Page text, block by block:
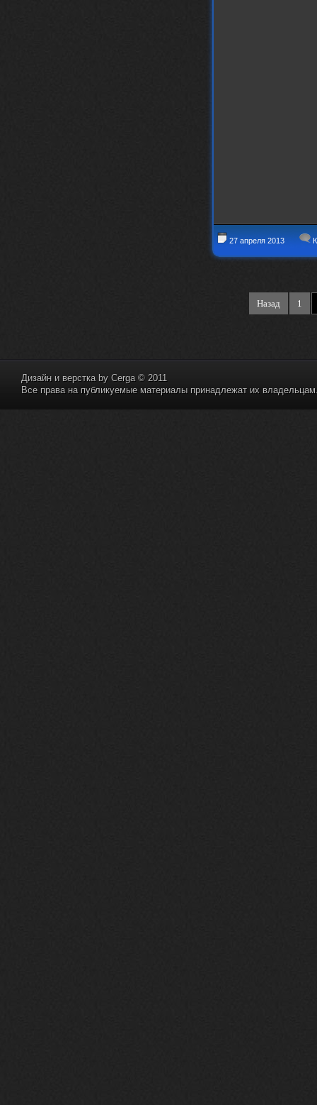
27 апреля 2013
Назад 1
Дизайн и верстка by Cerga© 2011
Все права на публикуемые материалы принадлежат их